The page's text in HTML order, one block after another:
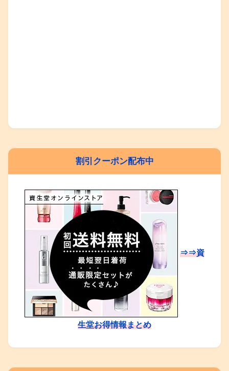
割引クーポン配布中
⇒⇒資
生堂お得情報まとめ